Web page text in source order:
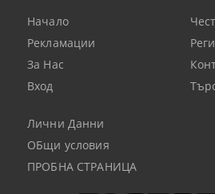
Начало
Рекламации
За Нас
Вход
Лични Данни
ОБщи условия
ПРОБНА СТРАНИЦА